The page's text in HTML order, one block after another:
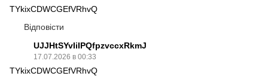
TYkixCDWCGEfVRhvQ
Відповісти
UJJHtSYvIiIPQfpzvccxRkmJ
17.07.2026 в 00:33
TYkixCDWCGEfVRhvQ